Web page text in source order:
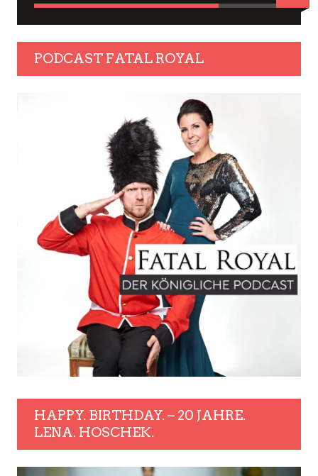
PODCAST FATAL ROYAL
HAPPY. BIRTHDAY. – 20 JAHRE.
LENA. HOSCHEK.